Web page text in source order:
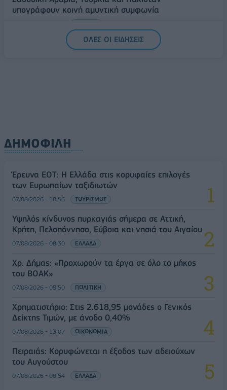
υπογράφουν κοινή αμυντική συμφωνία
ΟΛΕΣ ΟΙ ΕΙΔΗΣΕΙΣ
ΔΗΜΟΦΙΛΗ
Έρευνα ΕΟΤ: Η Ελλάδα στις κορυφαίες επιλογές
των Ευρωπαίων ταξιδιωτών
07/08/2026 - 10:56 ΤΟΥΡΙΣΜΟΣ
Υψηλός κίνδυνος πυρκαγιάς σήμερα σε Αττική,
Κρήτη, Πελοπόννησο, Εύβοια και νησιά του Αιγαίου
07/08/2026 - 08:30 ΕΛΛΑΔΑ
Χρ. Δήμας: «Προχωρούν τα έργα σε όλο το μήκος
του ΒΟΑΚ»
07/08/2026 - 09:50 ΠΟΛΙΤΙΚΗ
Χρηματιστήριο: Στις 2.618,95 μονάδες ο Γενικός
Δείκτης Τιμών, με άνοδο 0,40%
07/08/2026 - 13:07 ΟΙΚΟΝΟΜΙΑ
Πειραιάς: Κορυφώνεται η έξοδος των αδειούχων
του Αυγούστου
07/08/2026 - 08:54 ΕΛΛΑΔΑ